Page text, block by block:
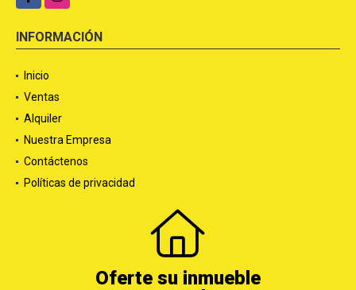
INFORMACIÓN
Inicio
Ventas
Alquiler
Nuestra Empresa
Contáctenos
Políticas de privacidad
Oferte su inmueble